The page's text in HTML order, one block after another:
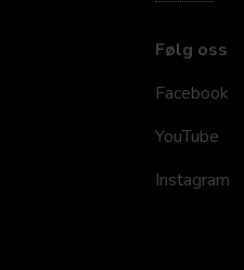
Følg oss
Facebook
YouTube
Instagram